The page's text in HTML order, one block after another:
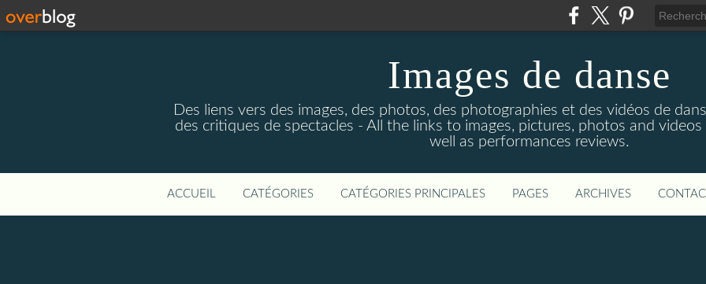
Images de danse
Des liens vers des images, des photos, des photographies et des vidéos de
des critiques de spectacles - All the links to images, pictures, photos and
well as performances reviews.
ACCUEIL CATÉGORIES CATÉGORIES PRINCIPALES PAGES ARCHIVES